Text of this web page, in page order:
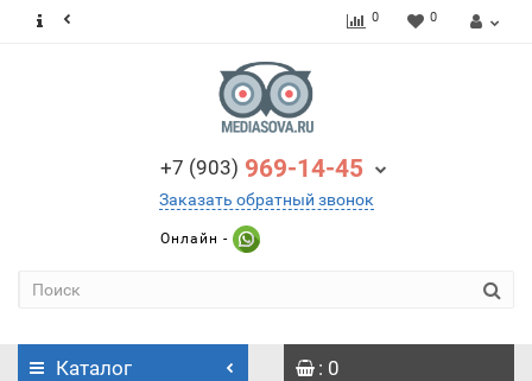
0 0
+7 (903) 969-14-45
Заказать обратный звонок
Онлайн -
Каталог : 0